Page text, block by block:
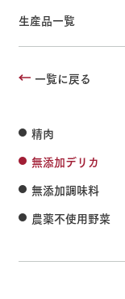
生産品一覧
一覧に戻る
精肉
無添加デリカ
無添加調味料
農薬不使用野菜